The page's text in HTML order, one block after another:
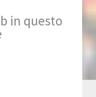
in questo